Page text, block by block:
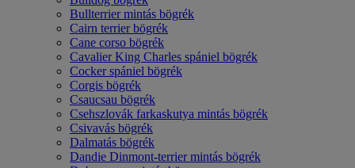
Bullterrier mintás bögrék
Cairn terrier bögrék
Cane corso bögrék
Cavalier King Charles spániel bögrék
Cocker spániel bögrék
Corgis bögrék
Csaucsau bögrék
Csehszlovák farkaskutya mintás bögrék
Csivavás bögrék
Dalmatás bögrék
Dandie Dinmont-terrier mintás bögrék